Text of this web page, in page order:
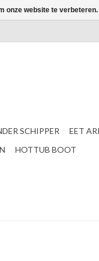
SCHIPPER EET
HOTTUB BOOT
onze website te verbeteren.